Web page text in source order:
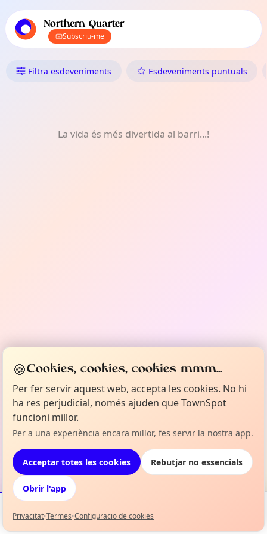
d'esdeveniments locals de TownSpot
Northern Quarter
Subscriu-me
Què Fer a Northern Quarter:
Filtra esdeveniments Esdeveniments puntuals
La vida és més divertida al barri...!
Esdeveniments Mapa La meva selecció
🍪Cookies, cookies, cookies mmm...
Per fer servir aquest web, accepta les cookies. No hi
ha res perjudicial, només ajuden que TownSpot
funcioni millor.
Per a una experiència encara millor, fes servir la nostra app.
Acceptar totes les cookies Rebutjar no essencials
Obrir l'app
Privacitat•Termes•Configuracio de cookies